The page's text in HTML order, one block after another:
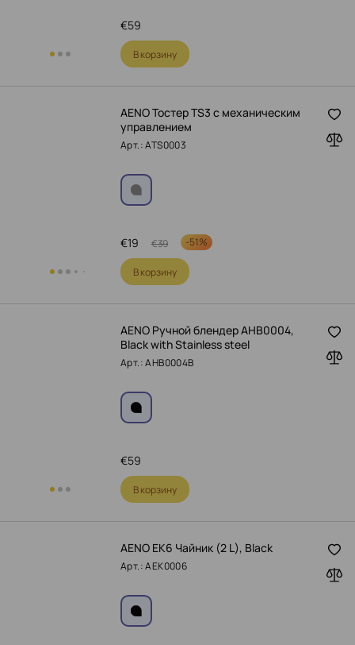
59
€
В корзину
AENO Тостер TS3 с механическим
управлением
Арт.: ATS0003
19
€ 39
€ -51%
В корзину
AENO Ручной блендер AHB0004,
Black with Stainless steel
Арт.: AHB0004B
59
€
В корзину
AENO EK6 Чайник (2 L), Black
Арт.: AEK0006